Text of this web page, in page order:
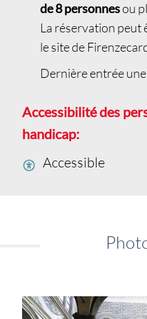
de 8 personnesou
La réservation peut
le site de
Dernière entrée
Accessibilité des
handicap:
Accessible